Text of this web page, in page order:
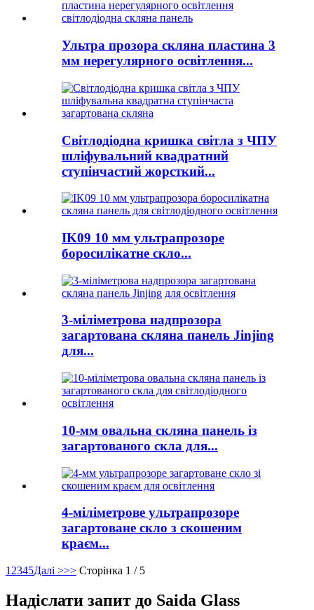
Ультра прозора скляна пластина 3
мм нерегулярного освітлення...
Світлодіодна кришка світла з ЧПУ
шліфувальний квадратний
ступінчастий жорсткий...
IK09 10 мм ультрапрозоре
боросилікатне скло...
3-міліметрова надпрозора
загартована скляна панель Jinjing
для...
10-мм овальна скляна панель із
загартованого скла для...
4-міліметрове ультрапрозоре
загартоване скло з скошеним
краєм...
1 2345Далі >>> Сторінка 1 / 5
Надіслати запит до Saida Glass